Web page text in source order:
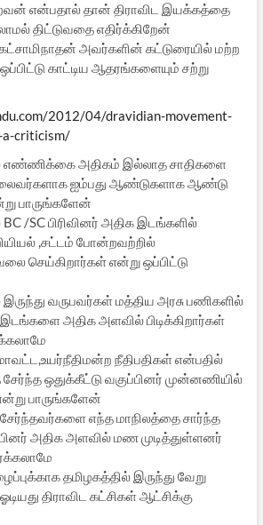
என்பதால் தான் திராவிட இயக்கத்தை
திட்டுவதை எதிர்க்கிறேன்
அவர்களின் கட்டுரையில் மற்ற
காட்டிய ஆதரங்களையும் சற்று
2012/04/dravidian-movement-
a-criticism/
எண்ணிக்கை அதிகம் இல்லாத சாதிகளை
ஐம்பது ஆண்டுகளாக ஆண்டு
பாருங்களேன்
/SC பிரிவினர் அதிக இடங்களில்
,சட்டம் போன்றவற்றில்
செய்கிறார்கள் என்று ஒப்பிட்டு
இருந்து வருபவர்கள் மத்திய அரசு பணிகளில்
அதிக அளவில் பிடிக்கிறார்கள்
நீதிபதிகள் என்பதில்
ஒதுக்கீட்டு வகுப்பினர் முன்னணியில்
பாருங்களேன்
எந்த மாநிலத்தை சார்ந்த
அதிக அளவில் மண முடித்துள்ளனர்
தமிழகத்தில் இருந்து வேறு
திராவிட கட்சிகள் ஆட்சிக்கு